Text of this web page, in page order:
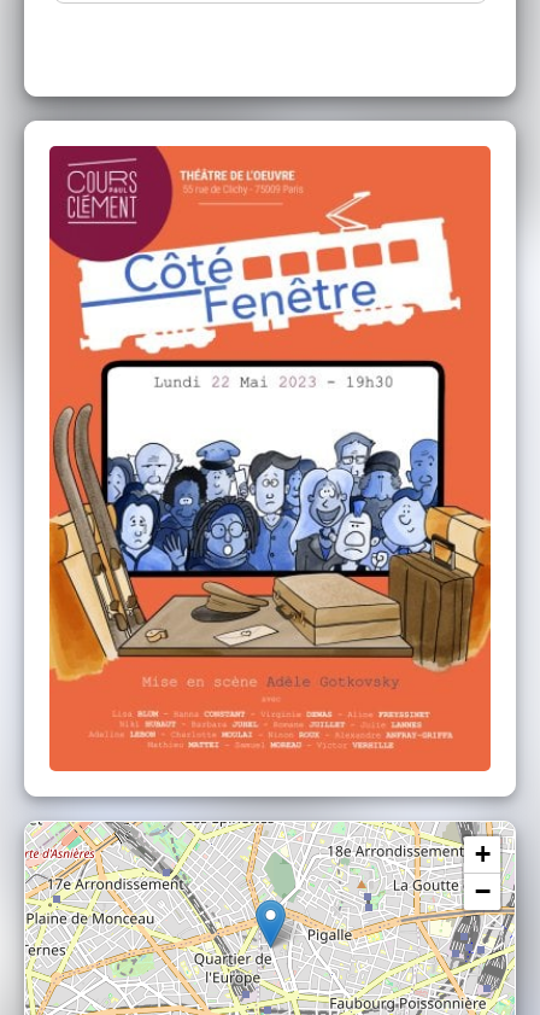
Romane JUILLET ; Julie LANNES ; Adeline
Charlotte MOULAI ; Ninon ROUX ; Victor
VERHILLE.
Le Cours Clément, cours de théâtre pour tous
les niveaux (débutant à avancé) et toutes les
envies (Théâtre, Cinéma, Impro, StandUp,
Comédie Musicale ...). Plusieurs lieux dans
Paris et cours d'essai gratuit à la rentrée !
Cours Clément
+
−